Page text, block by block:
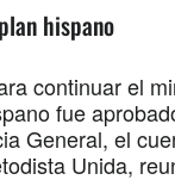
hispano
continuar el
fue
General, el
Unida,